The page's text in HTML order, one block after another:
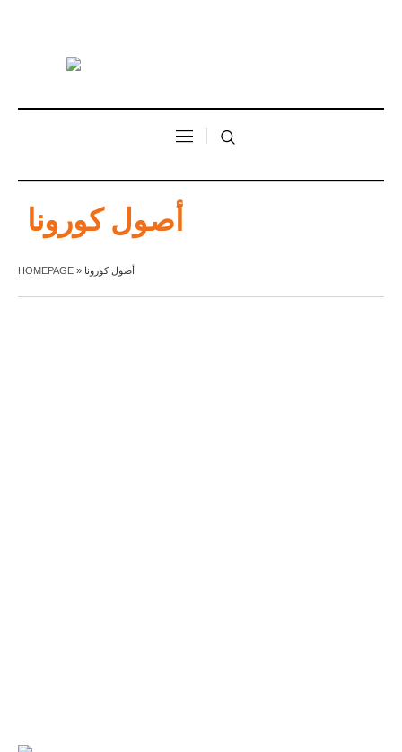
أصول كورونا
HOMEPAGE » أصول كورونا